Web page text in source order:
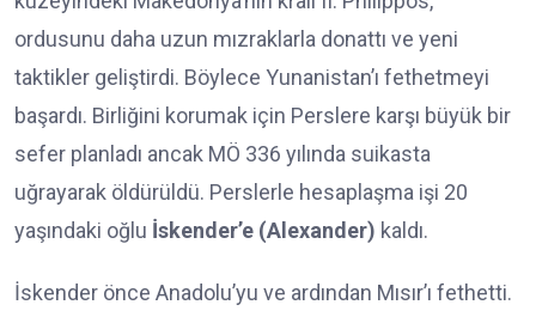
ordusunu daha uzun mızraklarla donattı ve yeni
taktikler geliştirdi. Böylece Yunanistan’ı fethetmeyi
başardı. Birliğini korumak için Perslere karşı büyük bir
sefer planladı ancak MÖ 336 yılında suikasta
uğrayarak öldürüldü. Perslerle hesaplaşma işi 20
yaşındaki oğlu İskender’e (Alexander) kaldı.
İskender önce Anadolu’yu ve ardından Mısır’ı fethetti.